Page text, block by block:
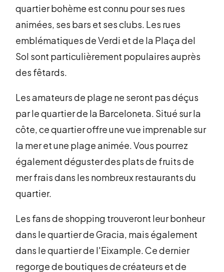
quartier bohème est connu pour ses rues
animées, ses bars et ses clubs. Les rues
emblématiques de Verdi et de la Plaça del
Sol sont particulièrement populaires auprès
des fêtards.
Les amateurs de plage ne seront pas déçus
par le quartier de la Barceloneta. Situé sur la
côte, ce quartier offre une vue imprenable sur
la mer et une plage animée. Vous pourrez
également déguster des plats de fruits de
mer frais dans les nombreux restaurants du
quartier.
Les fans de shopping trouveront leur bonheur
dans le quartier de Gracia, mais également
dans le quartier de l'Eixample. Ce dernier
regorge de boutiques de créateurs et de